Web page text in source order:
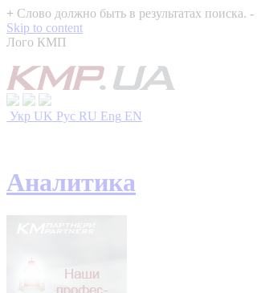
+ Слово должно быть в результатах поиска. -
Skip to content
Лого КМП
Укр UK Рус RU Eng EN
Аналитика